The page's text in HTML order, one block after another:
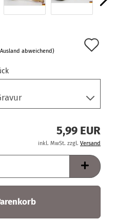
abweichend)
5,99 EUR
inkl. MwSt. zzgl. Versand